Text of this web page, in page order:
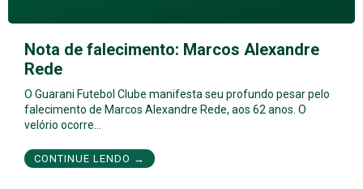
Nota de falecimento: Marcos Alexandre
Rede
O Guarani Futebol Clube manifesta seu profundo pesar pelo
falecimento de Marcos Alexandre Rede, aos 62 anos. O
velório ocorre…
CONTINUE LENDO →